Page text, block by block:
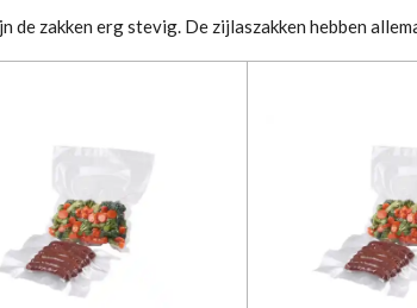
de zakken erg stevig. De zijlaszakken hebben